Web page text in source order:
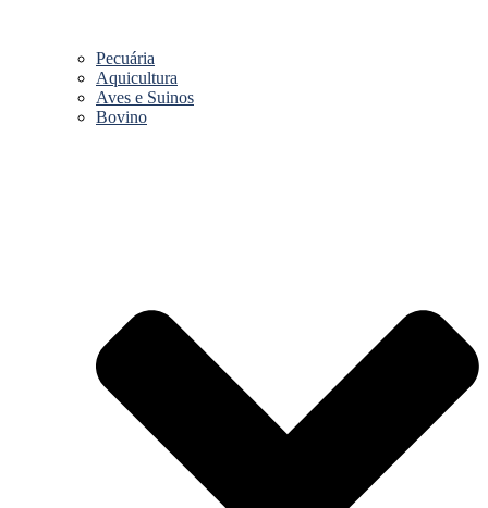
Pecuária
Aquicultura
Aves e Suinos
Bovino